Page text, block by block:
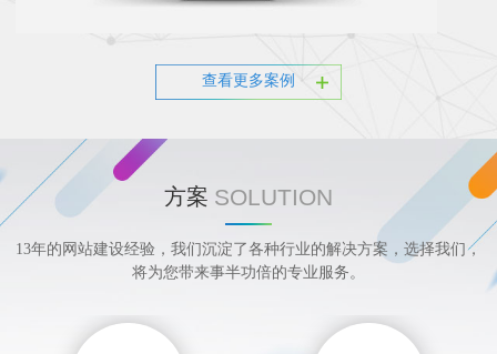
查看更多案例
方案 SOLUTION
13年的网站建设经验，我们沉淀了各种行业的解决方案，选择我们，
将为您带来事半功倍的专业服务。